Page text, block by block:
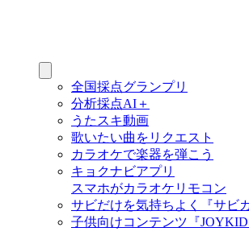
全国採点グランプリ
分析採点AI＋
うたスキ動画
歌いたい曲をリクエスト
カラオケで楽器を弾こう
キョクナビアプリ
スマホがカラオケリモコン
サビだけを気持ちよく『サビカ
子供向けコンテンツ『